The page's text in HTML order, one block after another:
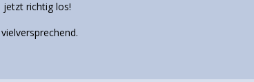
jetzt richtig los!